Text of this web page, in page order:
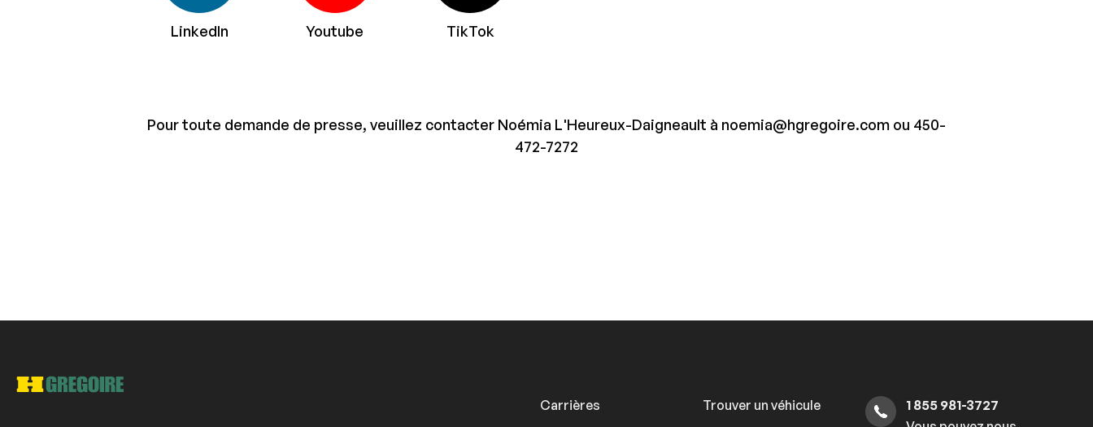
LinkedIn Youtube TikTok
Pour toute demande de presse, veuillez contacter Noémia L'Heureux-Daigneault à noemia@hgregoire.com ou 450-
472-7272
Carrières
Trouver un véhicule
1 855 981-3727